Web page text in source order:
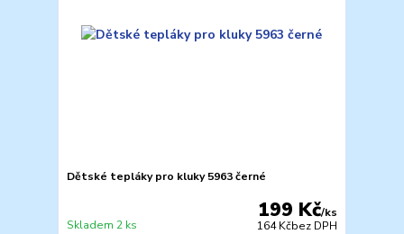
Dětské tepláky pro kluky 5963 černé
199 Kč/ks
164 Kčbez DPH
Skladem 2 ks